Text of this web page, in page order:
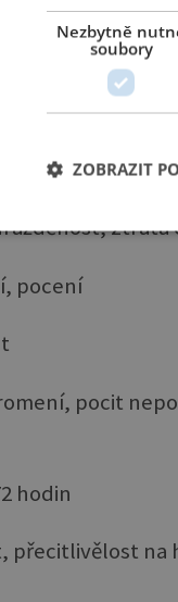
až 48 hodin
nervozita
ztráta
pocení
pocit
hodin
přecitlivělost na
Nezbytně
soubory
ZOBRAZIT